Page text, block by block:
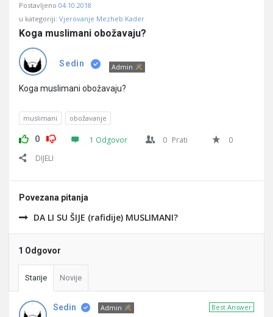
Učene
Latest
Pitanja
Postavljeno 04.10.2018
u kategoriji: Vjerovanje Mezheb Kader
Koga muslimani obožavaju?
Sedin Admin
Koga muslimani obožavaju?
muslimani obožavanje
0 1 Odgovor 0 Prati
0
DIJELI
Povezana pitanja
DA LI SU ŠIJE (rafidije) MUSLIMANI?
1 Odgovor
Starije Novije
Best Answer
Sedin
Admin